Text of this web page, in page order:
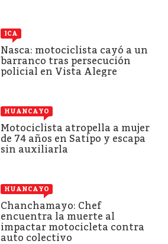
ICA
Nasca: motociclista cayó a un
barranco tras persecución
policial en Vista Alegre
HUANCAYO
Motociclista atropella a mujer
de 74 años en Satipo y escapa
sin auxiliarla
HUANCAYO
Chanchamayo: Chef
encuentra la muerte al
impactar motocicleta contra
auto colectivo